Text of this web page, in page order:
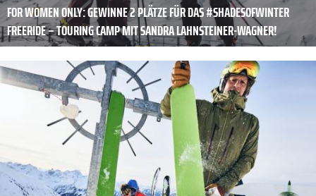
FOR WOMEN ONLY: GEWINNE 2 PLÄTZE FÜR DAS #SHADESOFWINTER
FREERIDE – TOURING CAMP MIT SANDRA LAHNSTEINER-WAGNER!